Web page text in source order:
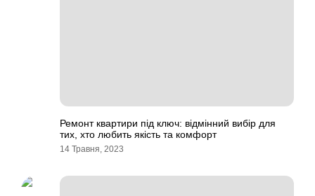
Ремонт квартири під ключ: відмінний вибір для
тих, хто любить якість та комфорт
14 Травня, 2023